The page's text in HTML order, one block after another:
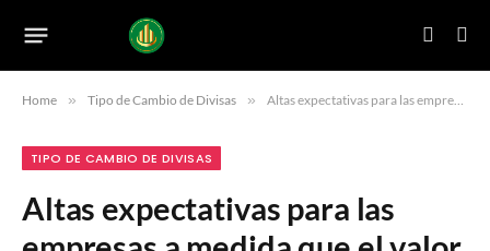
Home » Tipo de Cambio de Divisas » Altas expectativas para las empresas a medida que el valor del dólar cae en Sierra Leona
TIPO DE CAMBIO DE DIVISAS
Altas expectativas para las